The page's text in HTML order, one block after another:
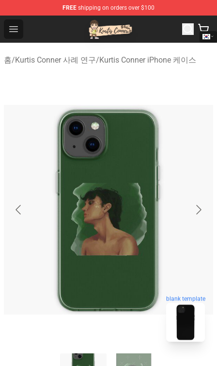
FREE shipping on orders over $100
Open menu
Kurtis Conner Store - Official Kurtis Conner Merchandise
홈/Kurtis Conner 사례 연구/Kurtis Conner iPhone 케이스
blank template